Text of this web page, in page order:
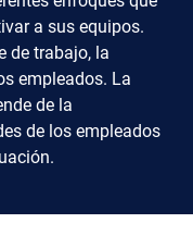
a sus equipos.
de trabajo, la
empleados. La
de la
de los empleados